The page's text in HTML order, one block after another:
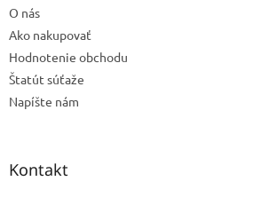
O nás
Ako nakupovať
Hodnotenie obchodu
Štatút súťaže
Napíšte nám
Kontakt